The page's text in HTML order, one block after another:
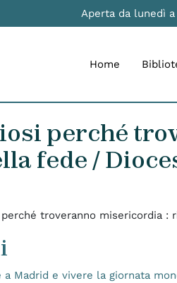
Aperta da lunedì
Home
perché
fede /
troveranno misericordia
Madrid e vivere la giornata